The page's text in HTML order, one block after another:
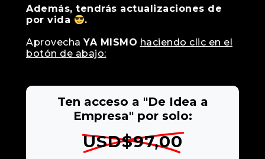
Además, tendrás actualizaciones de
por vida
.
AprovechaYA MISMO haciendo clic en el
botón de abajo:
Ten acceso a "De Idea a
Empresa" por solo:
USD$97,00